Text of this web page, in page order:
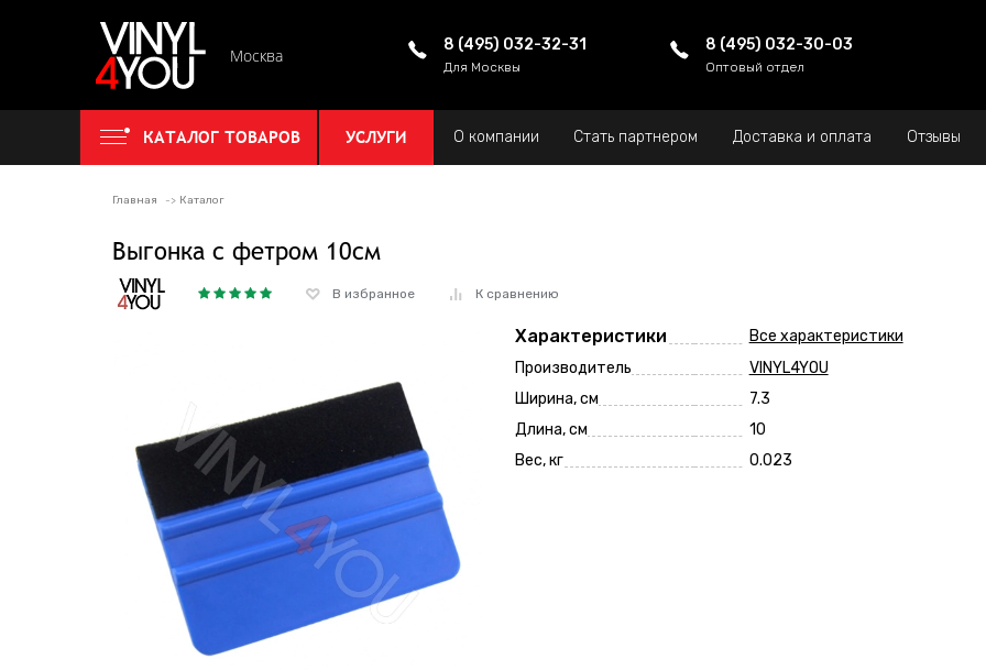
Москва
8 (495) 032-32-31
Для Москвы
8 (495) 032-30-03
Оптовый отдел
КАТАЛОГ ТОВАРОВ УСЛУГИ О компании Стать партнером Доставка и оплата Отзывы
Главная Каталог
Выгонка с фетром 10см
В избранное К сравнению
Характеристики
Все характеристики
Производитель
VINYL4YOU
Ширина, см
7.3
Длина, см
10
Вес, кг
0.023